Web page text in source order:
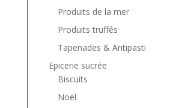
Produits de la mer
Produits truffés
Tapenades & Antipasti
Epicerie sucrée
Biscuits
Noël